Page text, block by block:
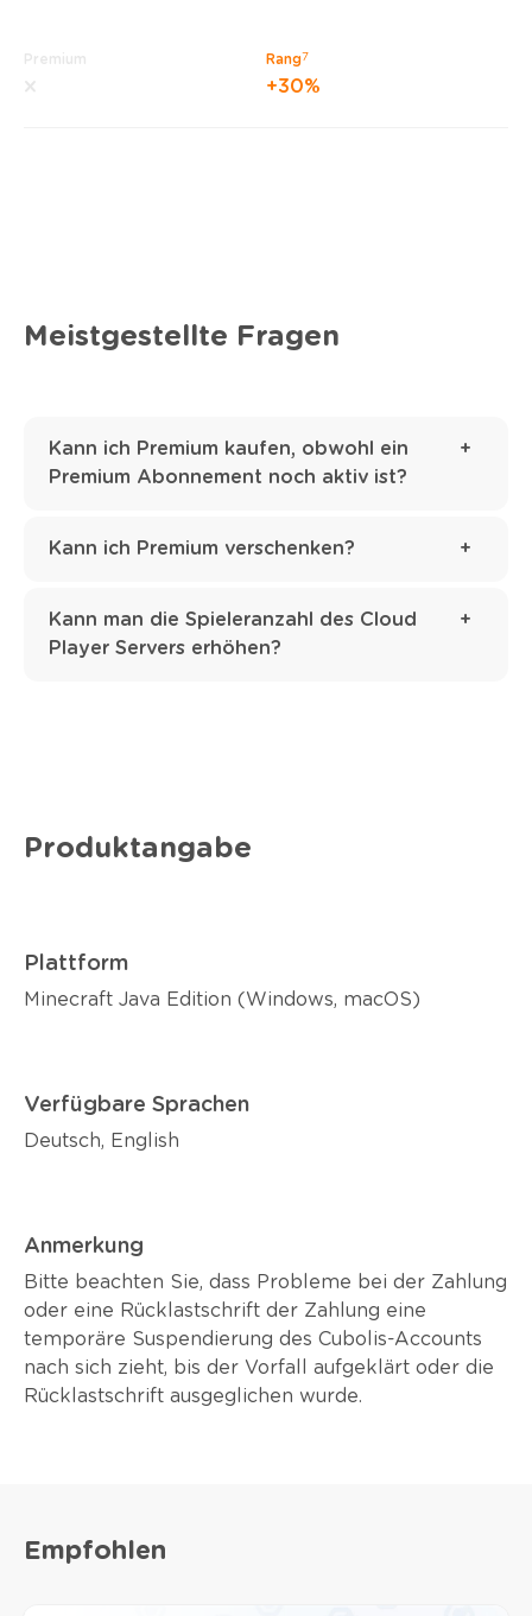
Premium Rang7
+30%
Meistgestellte Fragen
Kann ich Premium kaufen, obwohl ein
Premium Abonnement noch aktiv ist?
Kann ich Premium verschenken?
Kann man die Spieleranzahl des Cloud
Player Servers erhöhen?
Produktangabe
Plattform
Minecraft Java Edition (Windows, macOS)
Verfügbare Sprachen
Deutsch, English
Anmerkung
Bitte beachten Sie, dass Probleme bei der Zahlung
oder eine Rücklastschrift der Zahlung eine
temporäre Suspendierung des Cubolis-Accounts
nach sich zieht, bis der Vorfall aufgeklärt oder die
Rücklastschrift ausgeglichen wurde.
Empfohlen